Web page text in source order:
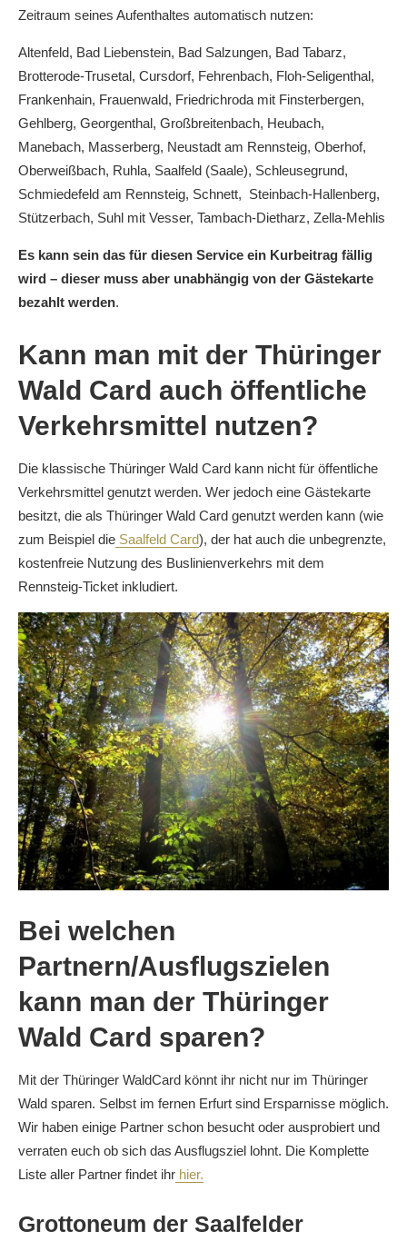
Zeitraum seines Aufenthaltes automatisch nutzen:
Altenfeld, Bad Liebenstein, Bad Salzungen, Bad Tabarz,
Brotterode-Trusetal, Cursdorf, Fehrenbach, Floh-Seligenthal,
Frankenhain, Frauenwald, Friedrichroda mit Finsterbergen,
Gehlberg, Georgenthal, Großbreitenbach, Heubach,
Manebach, Masserberg, Neustadt am Rennsteig, Oberhof,
Oberweißbach, Ruhla, Saalfeld (Saale), Schleusegrund,
Schmiedefeld am Rennsteig, Schnett, Steinbach-Hallenberg,
Stützerbach, Suhl mit Vesser, Tambach-Dietharz, Zella-Mehlis
Es kann sein das für diesen Service ein Kurbeitrag fällig
wird – dieser muss aber unabhängig von der Gästekarte
bezahlt werden.
Kann man mit der Thüringer
Wald Card auch öffentliche
Verkehrsmittel nutzen?
Die klassische Thüringer Wald Card kann nicht für öffentliche
Verkehrsmittel genutzt werden. Wer jedoch eine Gästekarte
besitzt, die als Thüringer Wald Card genutzt werden kann (wie
zum Beispiel die Saalfeld Card), der hat auch die unbegrenzte,
kostenfreie Nutzung des Buslinienverkehrs mit dem
Rennsteig-Ticket inkludiert.
Bei welchen
Partnern/Ausflugszielen
kann man der Thüringer
Wald Card sparen?
Mit der Thüringer WaldCard könnt ihr nicht nur im Thüringer
Wald sparen. Selbst im fernen Erfurt sind Ersparnisse möglich.
Wir haben einige Partner schon besucht oder ausprobiert und
verraten euch ob sich das Ausflugsziel lohnt. Die Komplette
Liste aller Partner findet ihr hier.
Grottoneum der Saalfelder